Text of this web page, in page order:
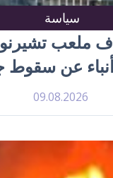
سياسة
ملعب
عن
09.08.2026